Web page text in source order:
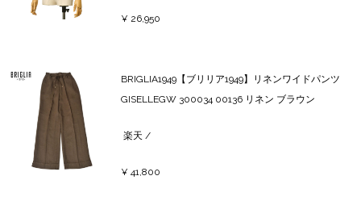
¥ 26,950
BRIGLIA1949【ブリリア1949】リネンワイドパンツ
GISELLEGW 300034 00136 リネン ブラウン
楽天 /
¥ 41,800